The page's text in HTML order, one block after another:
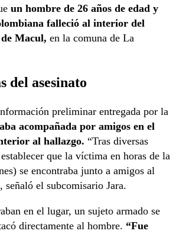
un hombre de 26 años de edad y
falleció al interior del
Macul, en la comuna de La
del asesinato
preliminar entregada por la
acompañada por amigos en el
al hallazgo. “Tras diversas
que la víctima en horas de la
se encontraba junto a amigos al
señaló el subcomisario Jara.
en el lugar, un sujeto armado se
directamente al hombre. “Fue